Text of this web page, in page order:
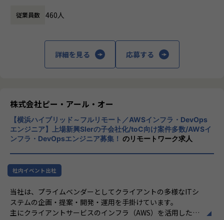
95％（2024年8月時点／1年以内）
▼開発系
・オンラインヨガプラットフォームの要件定義・設計（Rub
y／Vue／AWS）
・自社ECサイトの新規立ち上げ（要件定義～運用／TypeScr
（C#／Python）
▼インフラ系
・ECクラウド基盤設計（AWS／VMware）
・アプリ向けサーバ設計構築（Docker／Azure）
時間外労働の有無： 有（月平均20時間）
従業員数 460人
詳細を見る 応募する
株式会社ピー・アール・オー
【横浜ハイブリッド～フルリモート／AWSインフラ・DevOps
エンジニア】上場新興SIerの子会社化/toC向け案件多数/AWSイ
ンフラ・DevOpsエンジニア募集！ のリモートワーク求人
社内イベント出社
当社は、プライムベンダーとしてクライアントの多様なITシ
ステムの企画・提案・開発・運用を手掛けています。
主にクライアントサービスのインフラ（AWS）を活用したシ